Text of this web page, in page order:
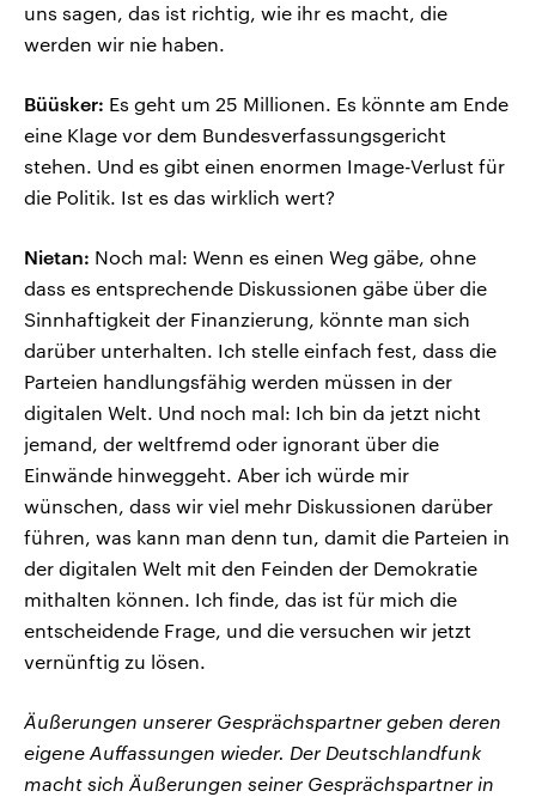
uns sagen, das ist richtig, wie ihr es macht, die
werden wir nie haben.
Büüsker: Es geht um 25 Millionen. Es könnte am Ende
eine Klage vor dem Bundesverfassungsgericht
stehen. Und es gibt einen enormen Image-Verlust für
die Politik. Ist es das wirklich wert?
Nietan: Noch mal: Wenn es einen Weg gäbe, ohne
dass es entsprechende Diskussionen gäbe über die
Sinnhaftigkeit der Finanzierung, könnte man sich
darüber unterhalten. Ich stelle einfach fest, dass die
Parteien handlungsfähig werden müssen in der
digitalen Welt. Und noch mal: Ich bin da jetzt nicht
jemand, der weltfremd oder ignorant über die
Einwände hinweggeht. Aber ich würde mir
wünschen, dass wir viel mehr Diskussionen darüber
führen, was kann man denn tun, damit die Parteien in
der digitalen Welt mit den Feinden der Demokratie
mithalten können. Ich finde, das ist für mich die
entscheidende Frage, und die versuchen wir jetzt
vernünftig zu lösen.
Äußerungen unserer Gesprächspartner geben deren
eigene Auffassungen wieder. Der Deutschlandfunk
macht sich Äußerungen seiner Gesprächspartner in